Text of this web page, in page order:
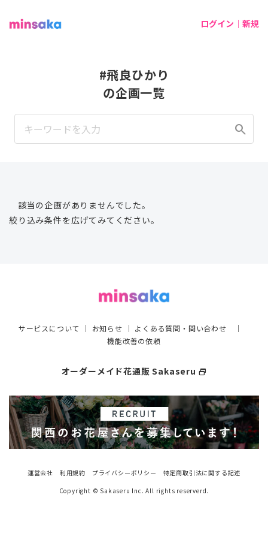
ログイン｜新規
#飛良ひかり
の企画一覧
search
該当の企画がありませんでした。
絞り込み条件を広げてみてください。
サービスについて ｜ お知らせ ｜ よくある質問・問い合わせ ｜
機能改善の依頼
オーダーメイド花通販 Sakaseru select_window
運営会社 利用規約 プライバシーポリシー
特定商取引法に関する記述
Copyright © Sakaseru Inc. All rights reserverd.